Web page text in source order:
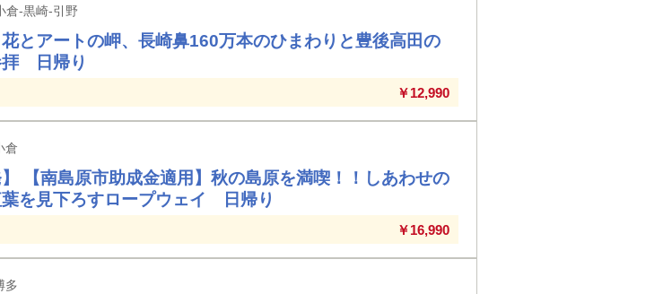
倉-黒崎-引野
花とアートの岬、長崎鼻160万本のひまわりと豊後高田の
拝 日帰り
￥12,990
倉
】 【南島原市助成金適用】秋の島原を満喫！！しあわせの
を見下ろすロープウェイ 日帰り
￥16,990
多